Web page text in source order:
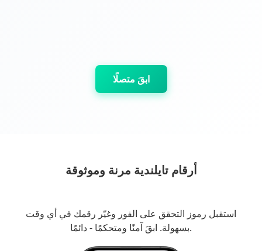
ابقَ متصلًا
أرقام تايلندية مرنة وموثوقة
استقبل رموز التحقق على الفور وغيّر رقمك في أي وقت
بسهولة. ابقَ آمنًا ومتحكمًا - دائمًا.